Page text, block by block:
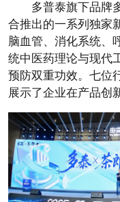
多普泰旗下品牌
合推出的一系列独家
脑血管、消化系统、
统中医药理论与现代
预防双重功效。七位
展示了企业在产品创